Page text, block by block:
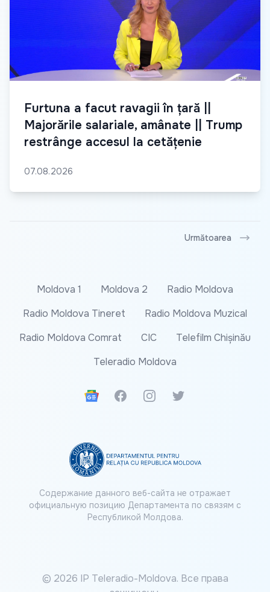
Furtuna a facut ravagii în țară ||
Majorările salariale, amânate || Trump
restrânge accesul la cetățenie
07.08.2026
Următoarea
Moldova 1 Moldova 2
Radio Moldova
Radio Moldova Tineret
Radio Moldova Muzical
Radio Moldova Comrat
CIC
Telefilm Chișinău
Teleradio Moldova
Google News
FacebookInstagramTwitter
Содержание данного веб-сайта не отражает
официальную позицию Департамента по связям с
Республикой Молдова.
© 2026 IP Teleradio-Moldova. Все права